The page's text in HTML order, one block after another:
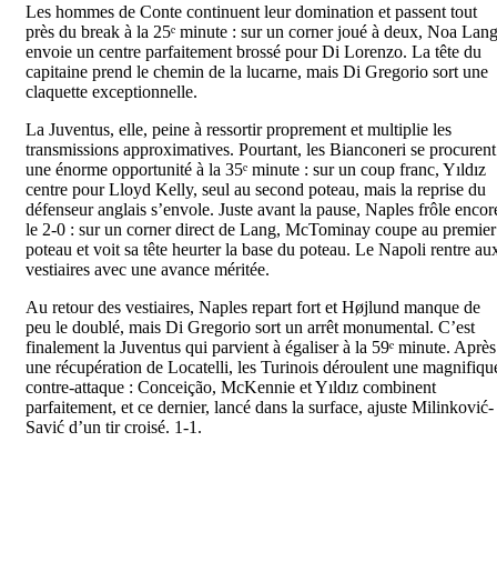
Les hommes de Conte continuent leur domination et passent tout
près du break à la 25ᵉ minute : sur un corner joué à deux, Noa Lang
envoie un centre parfaitement brossé pour Di Lorenzo. La tête du
capitaine prend le chemin de la lucarne, mais Di Gregorio sort une
claquette exceptionnelle.
La Juventus, elle, peine à ressortir proprement et multiplie les
transmissions approximatives. Pourtant, les Bianconeri se procurent
une énorme opportunité à la 35ᵉ minute : sur un coup franc, Yıldız
centre pour Lloyd Kelly, seul au second poteau, mais la reprise du
défenseur anglais s’envole. Juste avant la pause, Naples frôle
le 2-0 : sur un corner direct de Lang, McTominay coupe au premier
poteau et voit sa tête heurter la base du poteau. Le Napoli rentre
vestiaires avec une avance méritée.
Au retour des vestiaires, Naples repart fort et Højlund manque de
peu le doublé, mais Di Gregorio sort un arrêt monumental. C’est
finalement la Juventus qui parvient à égaliser à la 59ᵉ minute. Après
une récupération de Locatelli, les Turinois déroulent une
contre-attaque : Conceição, McKennie et Yıldız combinent
parfaitement, et ce dernier, lancé dans la surface, ajuste Milinković-
Savić d’un tir croisé. 1-1.